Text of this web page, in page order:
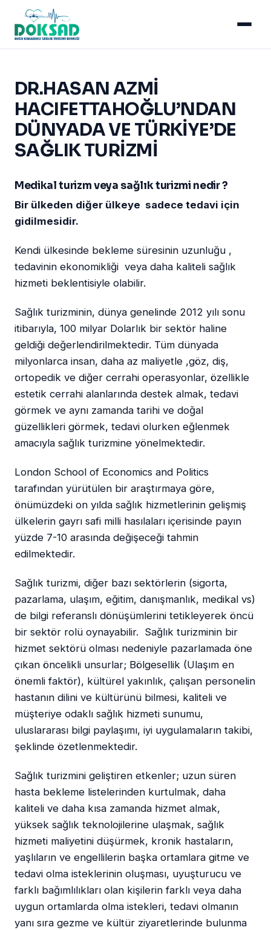
DR.HASAN AZMİ
HACIFETTAHOĞLU’NDAN
DÜNYADA VE TÜRKİYE’DE
SAĞLIK TURİZMİ
Medikal turizm veya sağlık turizmi nedir ?
Bir ülkeden diğer ülkeye sadece tedavi için
gidilmesidir.
Kendi ülkesinde bekleme süresinin uzunluğu ,
tedavinin ekonomikliği veya daha kaliteli sağlık
hizmeti beklentisiyle olabilir.
Sağlık turizminin, dünya genelinde 2012 yılı sonu
itibarıyla, 100 milyar Dolarlık bir sektör haline
geldiği değerlendirilmektedir. Tüm dünyada
milyonlarca insan, daha az maliyetle ,göz, diş,
ortopedik ve diğer cerrahi operasyonlar, özellikle
estetik cerrahi alanlarında destek almak, tedavi
görmek ve aynı zamanda tarihi ve doğal
güzellikleri görmek, tedavi olurken eğlenmek
amacıyla sağlık turizmine yönelmektedir.
London School of Economics and Politics
tarafından yürütülen bir araştırmaya göre,
önümüzdeki on yılda sağlık hizmetlerinin gelişmiş
ülkelerin gayrı safi milli hasılaları içerisinde payın
yüzde 7-10 arasında değişeceği tahmin
edilmektedir.
Sağlık turizmi, diğer bazı sektörlerin (sigorta,
pazarlama, ulaşım, eğitim, danışmanlık, medikal vs)
de bilgi referanslı dönüşümlerini tetikleyerek öncü
bir sektör rolü oynayabilir. Sağlık turizminin bir
hizmet sektörü olması nedeniyle pazarlamada öne
çıkan öncelikli unsurlar; Bölgesellik (Ulaşım en
önemli faktör), kültürel yakınlık, çalışan personelin
hastanın dilini ve kültürünü bilmesi, kaliteli ve
müşteriye odaklı sağlık hizmeti sunumu,
uluslararası bilgi paylaşımı, iyi uygulamaların takibi,
şeklinde özetlenmektedir.
Sağlık turizmini geliştiren etkenler; uzun süren
hasta bekleme listelerinden kurtulmak, daha
kaliteli ve daha kısa zamanda hizmet almak,
yüksek sağlık teknolojilerine ulaşmak, sağlık
hizmeti maliyetini düşürmek, kronik hastaların,
yaşlıların ve engellilerin başka ortamlara gitme ve
tedavi olma isteklerinin oluşması, uyuşturucu ve
farklı bağımlılıkları olan kişilerin farklı veya daha
uygun ortamlarda olma istekleri, tedavi olmanın
yanı sıra gezme ve kültür ziyaretlerinde bulunma